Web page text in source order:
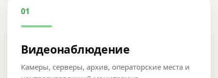
01
Видеонаблюдение
Камеры, серверы, архив, операторские места и